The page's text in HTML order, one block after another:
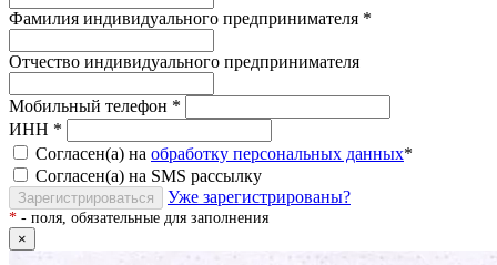
Фамилия индивидуального предпринимателя *
Отчество индивидуального предпринимателя
Мобильный телефон *
ИНН *
Согласен(а) на обработку персональных данных*
Согласен(а) на SMS рассылку
Зарегистрироваться Уже зарегистрированы?
* - поля, обязательные для заполнения
×